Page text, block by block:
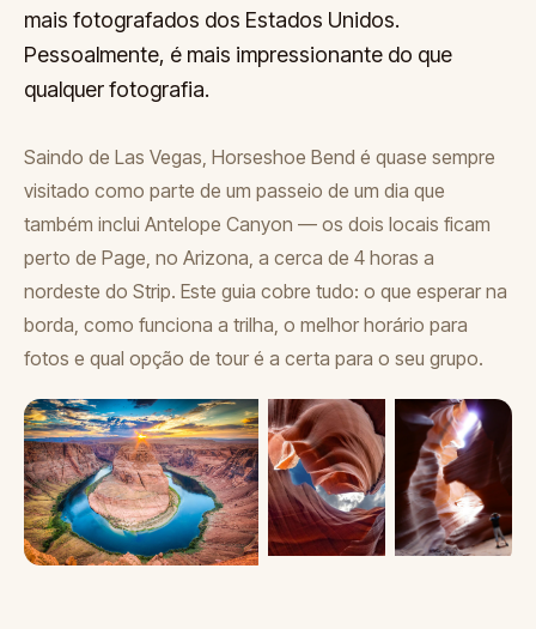
mais fotografados dos Estados Unidos.
Pessoalmente, é mais impressionante do que
qualquer fotografia.
Saindo de Las Vegas, Horseshoe Bend é quase sempre
visitado como parte de um passeio de um dia que
também inclui Antelope Canyon — os dois locais ficam
perto de Page, no Arizona, a cerca de 4 horas a
nordeste do Strip. Este guia cobre tudo: o que esperar na
borda, como funciona a trilha, o melhor horário para
fotos e qual opção de tour é a certa para o seu grupo.